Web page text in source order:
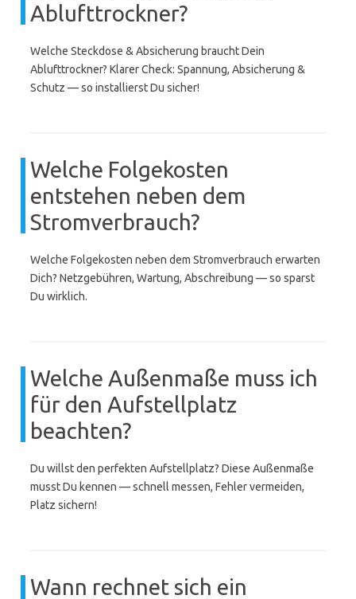
Ablufttrockner?
Welche Steckdose & Absicherung braucht Dein
Ablufttrockner? Klarer Check: Spannung, Absicherung &
Schutz — so installierst Du sicher!
Welche Folgekosten
entstehen neben dem
Stromverbrauch?
Welche Folgekosten neben dem Stromverbrauch erwarten
Dich? Netzgebühren, Wartung, Abschreibung — so sparst
Du wirklich.
Welche Außenmaße muss ich
für den Aufstellplatz
beachten?
Du willst den perfekten Aufstellplatz? Diese Außenmaße
musst Du kennen — schnell messen, Fehler vermeiden,
Platz sichern!
Wann rechnet sich ein